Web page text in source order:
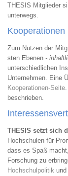
THESIS Mitglieder
unterwegs.
Kooperationen
Zum Nutzen der
sten Ebenen -
unterschiedlichen
Unternehmen. Eine
Kooperationen-Seite
beschrieben.
THESIS setzt sich
Hochschulen für
dass es Spaß
Forschung zu
Hochschulpolitik